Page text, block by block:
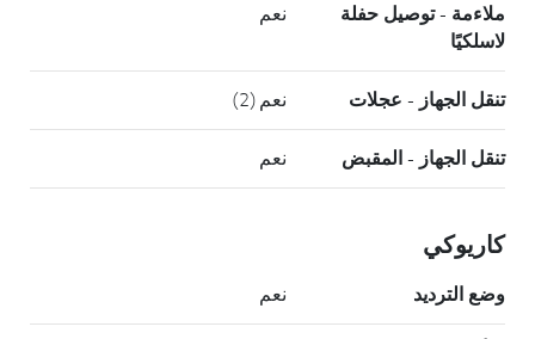
ملاءمة - توصيل حفلة
لاسلكيًا
نعم
تنقل الجهاز - عجلات نعم (2)
تنقل الجهاز - المقبض نعم
كاريوكي
وضع الترديد نعم